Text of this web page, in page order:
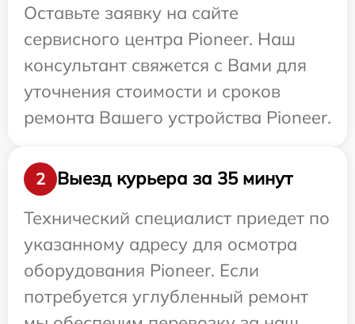
Оставьте заявку на сайте
сервисного центра Pioneer. Наш
консультант свяжется с Вами для
уточнения стоимости и сроков
ремонта Вашего устройства Pioneer.
2
Выезд курьера за 35 минут
Технический специалист приедет по
указанному адресу для осмотра
оборудования Pioneer. Если
потребуется углубленный ремонт